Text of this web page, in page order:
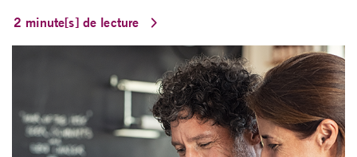
2 minute[s] de lecture